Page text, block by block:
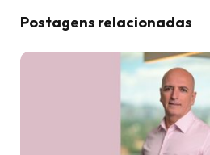
Postagens relacionadas